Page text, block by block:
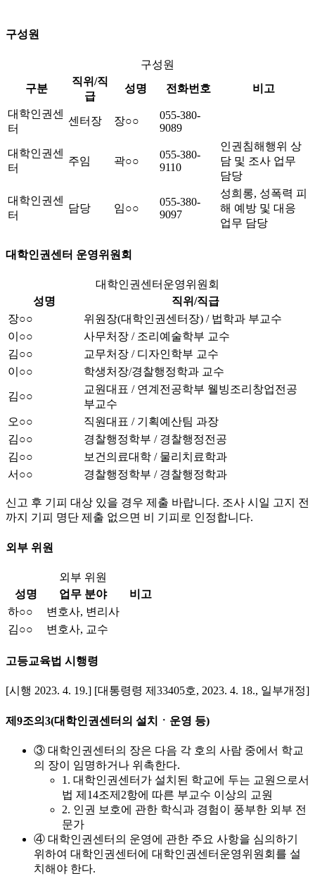
구성원
구성원
구분
직위/직
급
성명 전화번호 비고
대학인권센
터
센터장 장○○
055-380-
9089
대학인권센
터
주임 곽○○
055-380-
9110
인권침해행위 상
담 및 조사 업무
담당
대학인권센
터
담당 임○○
055-380-
9097
성희롱, 성폭력 피
해 예방 및 대응
업무 담당
대학인권센터 운영위원회
대학인권센터운영위원회
성명
직위/직급
장○○
위원장(대학인권센터장) / 법학과 부교수
이○○
사무처장 / 조리예술학부 교수
김○○
교무처장 / 디자인학부 교수
이○○
학생처장/경찰행정학과 교수
김○○
교원대표 / 연계전공학부 웰빙조리창업전공
부교수
오○○
직원대표 / 기획예산팀 과장
김○○
경찰행정학부 / 경찰행정전공
김○○
보건의료대학 / 물리치료학과
서○○
경찰행정학부 / 경찰행정학과
신고 후 기피 대상 있을 경우 제출 바랍니다. 조사 시일 고지 전
까지 기피 명단 제출 없으면 비 기피로 인정합니다.
외부 위원
외부 위원
성명
업무 분야
비고
하○○
변호사, 변리사
김○○
변호사, 교수
고등교육법 시행령
[시행 2023. 4. 19.] [대통령령 제33405호, 2023. 4. 18., 일부개정]
제9조의3(대학인권센터의 설치ㆍ운영 등)
③ 대학인권센터의 장은 다음 각 호의 사람 중에서 학교
의 장이 임명하거나 위촉한다.
1. 대학인권센터가 설치된 학교에 두는 교원으로서
법 제14조제2항에 따른 부교수 이상의 교원
2. 인권 보호에 관한 학식과 경험이 풍부한 외부 전
문가
④ 대학인권센터의 운영에 관한 주요 사항을 심의하기
위하여 대학인권센터에 대학인권센터운영위원회를 설
치해야 한다.